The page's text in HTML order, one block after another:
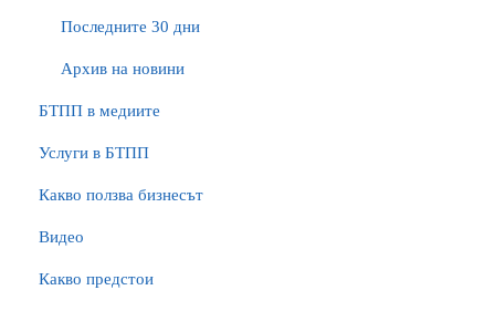
Последните 30 дни
Архив на новини
БTПП в медиите
Услуги в БТПП
Какво ползва бизнесът
Видео
Какво предстои